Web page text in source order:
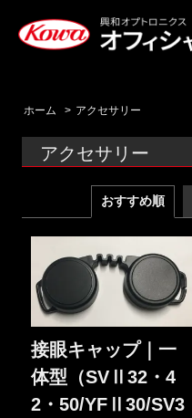
ホーム > アクセサリー
アクセサリー
おすすめ順
接眼キャップ｜一
体型（SVⅡ32・4
2・50/YFⅡ30/SV3